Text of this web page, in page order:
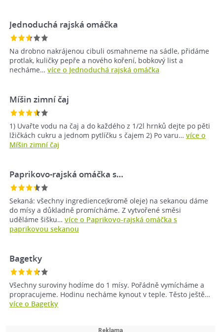
Jednoduchá rajská omáčka
Na drobno nakrájenou cibuli osmahneme na sádle, přidáme
protlak, kuličky pepře a nového koření, bobkový list a
necháme… více o Jednoduchá rajská omáčka
Míšin zimní čaj
1) Uvařte vodu na čaj a do každého z 1/2l hrnků dejte po pěti
lžičkách cukru a jednom pytlíčku s čajem 2) Po varu… více o
Míšin zimní čaj
Paprikovo-rajská omáčka s…
Sekaná: všechny ingredience(kromě oleje) na sekanou dáme
do mísy a důkladně promícháme. Z vytvořené směsi
uděláme šišku… více o Paprikovo-rajská omáčka s
paprikovou sekanou
Bagetky
Všechny suroviny hodíme do 1 mísy. Pořádně vymícháme a
propracujeme. Hodinu necháme kynout v teple. Těsto ještě…
více o Bagetky